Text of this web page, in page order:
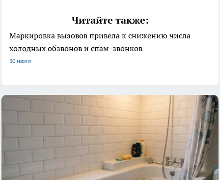
Читайте также:
Маркировка вызовов привела к снижению числа
холодных обзвонов и спам-звонков
30 июля